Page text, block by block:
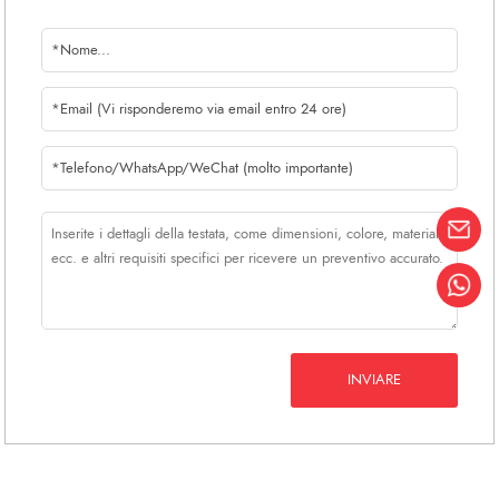
esigenze dei clienti.
2, Abbiamo un servizio online 24
ore su 24, abbiamo venditori
inglesi, spagnoli, francesi, russi,
potete comunicare con noi senza
ostacoli.
INVIARE